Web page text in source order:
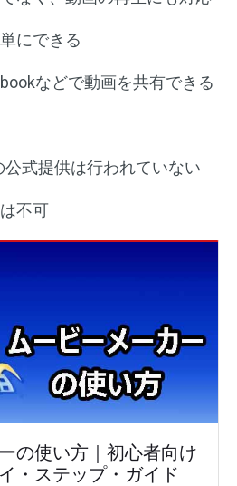
にできる
などで動画を共有できる
式提供は行われていない
不可
の使い方｜初心者向け
・ステップ・ガイド